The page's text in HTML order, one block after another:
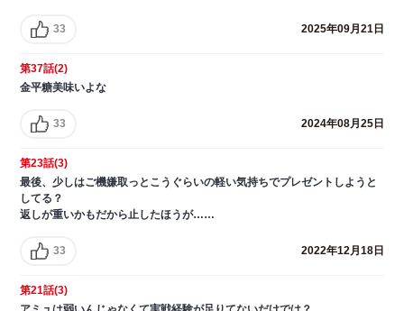
33 2025年09月21日
第37話(2)
金平糖美味いよな
33 2024年08月25日
第23話(3)
最後、少しはご機嫌取っとこうぐらいの軽い気持ちでプレゼントしようと
してる？
返しが重いかもだから止したほうが……
33 2022年12月18日
第21話(3)